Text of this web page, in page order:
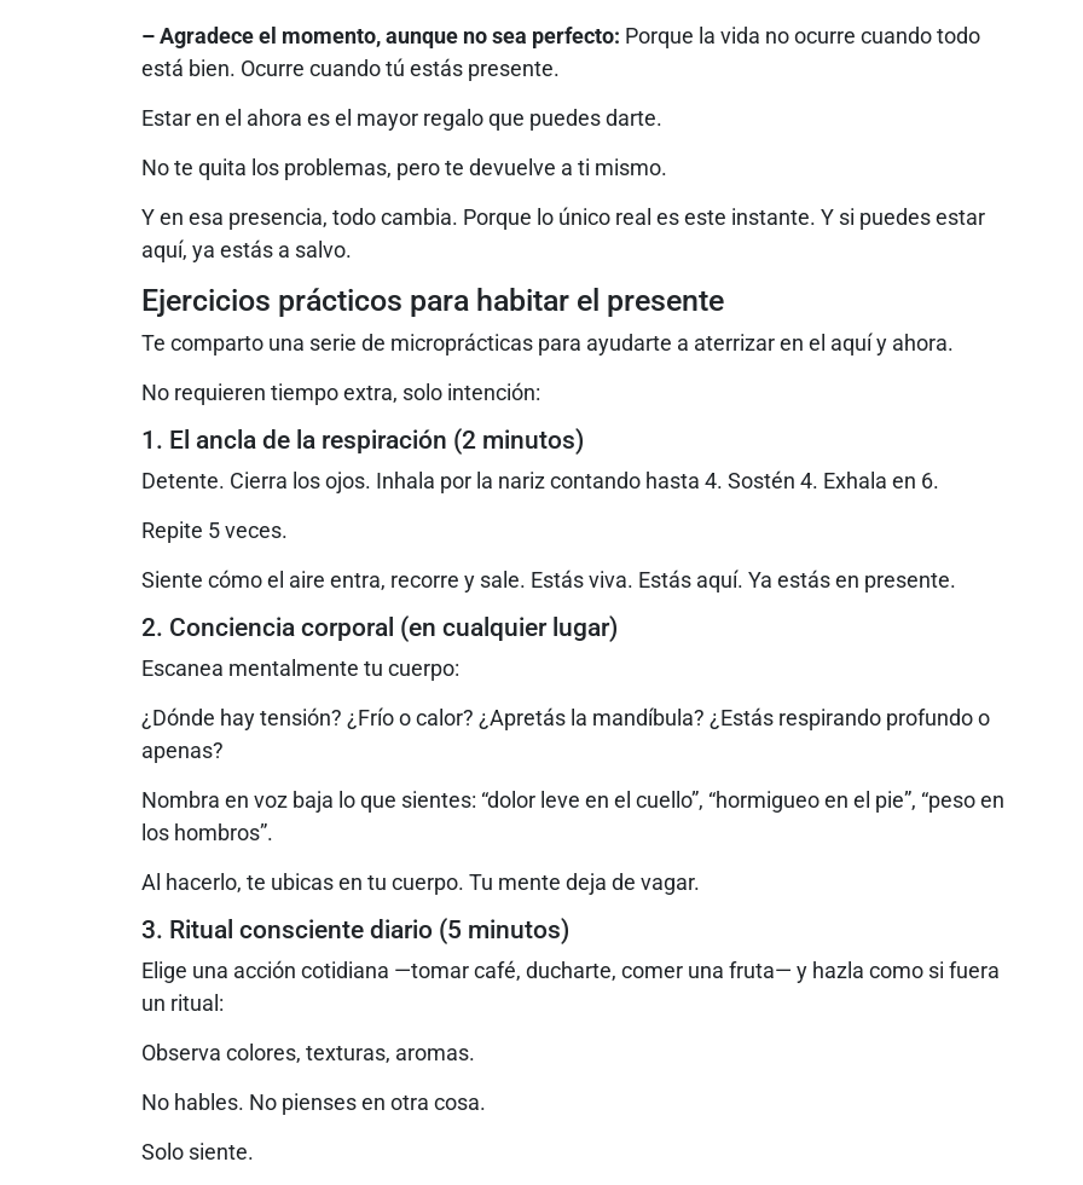
– Agradece el momento, aunque no sea perfecto: Porque la vida no ocurre cuando todo
está bien. Ocurre cuando tú estás presente.
Estar en el ahora es el mayor regalo que puedes darte.
No te quita los problemas, pero te devuelve a ti mismo.
Y en esa presencia, todo cambia. Porque lo único real es este instante. Y si puedes estar
aquí, ya estás a salvo.
Ejercicios prácticos para habitar el presente
Te comparto una serie de microprácticas para ayudarte a aterrizar en el aquí y ahora.
No requieren tiempo extra, solo intención:
1. El ancla de la respiración (2 minutos)
Detente. Cierra los ojos. Inhala por la nariz contando hasta 4. Sostén 4. Exhala en 6.
Repite 5 veces.
Siente cómo el aire entra, recorre y sale. Estás viva. Estás aquí. Ya estás en presente.
2. Conciencia corporal (en cualquier lugar)
Escanea mentalmente tu cuerpo:
¿Dónde hay tensión? ¿Frío o calor? ¿Apretás la mandíbula? ¿Estás respirando profundo o
apenas?
Nombra en voz baja lo que sientes: “dolor leve en el cuello”, “hormigueo en el pie”, “peso en
los hombros”.
Al hacerlo, te ubicas en tu cuerpo. Tu mente deja de vagar.
3. Ritual consciente diario (5 minutos)
Elige una acción cotidiana —tomar café, ducharte, comer una fruta— y hazla como si fuera
un ritual:
Observa colores, texturas, aromas.
No hables. No pienses en otra cosa.
Solo siente.